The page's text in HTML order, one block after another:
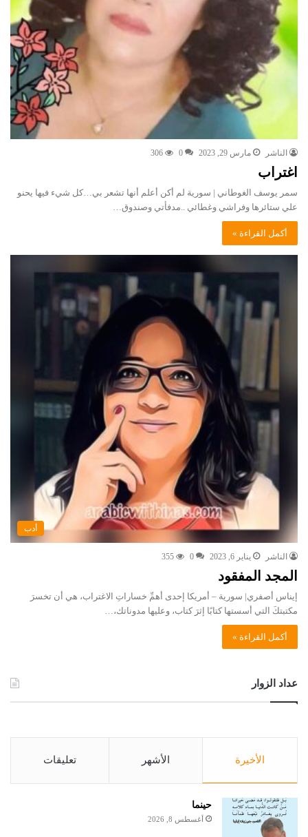
الناشر مارس 29, 2023 0
306
اغتراب
سمر يوسف الغوطاني | سورية لم أكن أعلم أنها تشعر بي…كل شيء فيها يحنو
علي ستائرها وفراشي وغطائي ..مدفأتي وصندوق…
أكمل القراءة »
أدب
الناشر يناير 6, 2023 0
355
المجد المفقود
إيناس أصفري| سورية – أمريكا إحدى أهمِّ خساراتِ الاغتراب، هي أن تخسرَ
مكتبتكَ التي أسستها كتابًا إثرَ كتاب، وعليها مدوناتك،…
أكمل القراءة »
عداد الزوار
الأخيرة الأشهر تعليقات
حينما
أغسطس 8, 2026